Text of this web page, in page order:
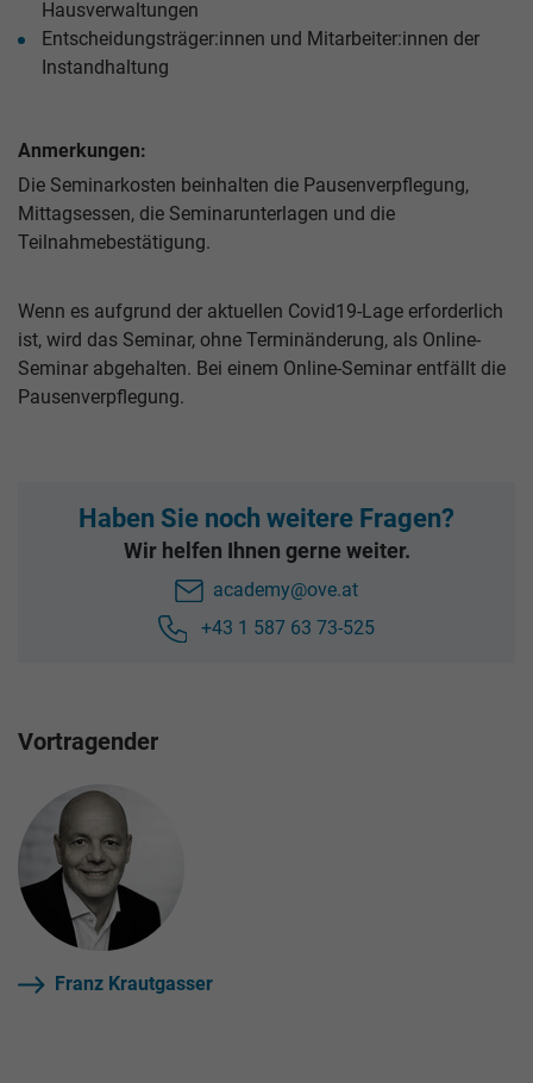
Hausverwaltungen
Entscheidungsträger:innen und Mitarbeiter:innen der
Instandhaltung
Anmerkungen:
Die Seminarkosten beinhalten die Pausenverpflegung,
Mittagsessen, die Seminarunterlagen und die
Teilnahmebestätigung.
Wenn es aufgrund der aktuellen Covid19-Lage erforderlich
ist, wird das Seminar, ohne Terminänderung, als Online-
Seminar abgehalten. Bei einem Online-Seminar entfällt die
Pausenverpflegung.
Haben Sie noch weitere Fragen?
Wir helfen Ihnen gerne weiter.
academy@ove.at
+43 1 587 63 73-525
Vortragender
Franz Krautgasser